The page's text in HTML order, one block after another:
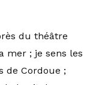
du théâtre
mer ; je sens les
de Cordoue ;